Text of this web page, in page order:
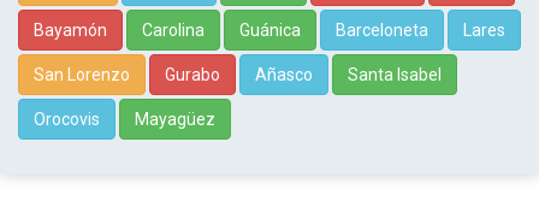
Bayamón Carolina Guánica Barceloneta Lares
San Lorenzo Gurabo Añasco Santa Isabel
Orocovis Mayagüez